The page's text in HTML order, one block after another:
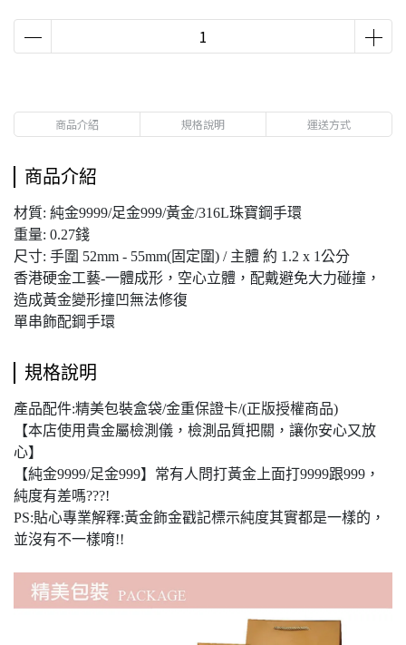
商品介紹 規格說明 運送方式
商品介紹
材質: 純金9999/足金999/黃金/316L珠寶鋼手環
重量: 0.27錢
尺寸: 手圍 52mm - 55mm(固定圍) / 主體 約 1.2 x 1公分
香港硬金工藝-一體成形，空心立體，配戴避免大力碰撞，
造成黃金變形撞凹無法修復
單串飾配鋼手環
規格說明
產品配件:精美包裝盒袋/金重保證卡/(正版授權商品)
【本店使用貴金屬檢測儀，檢測品質把關，讓你安心又放
心】
【純金9999/足金999】常有人問打黃金上面打9999跟999，
純度有差嗎???!
PS:貼心專業解釋:黃金飾金戳記標示純度其實都是一樣的，
並沒有不一樣唷!!